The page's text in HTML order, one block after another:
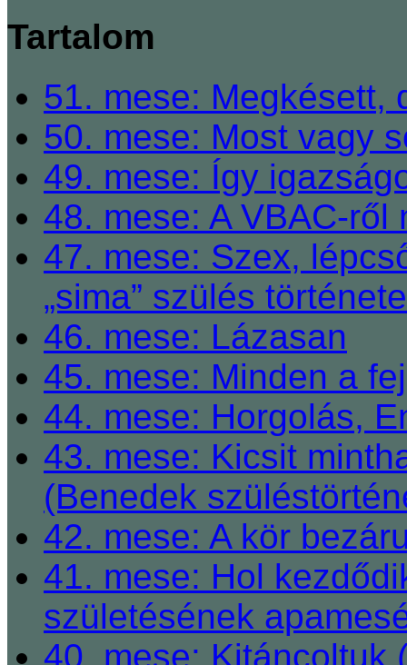
Tartalom
51. mese: Megkésett,
50. mese: Most vagy
49. mese: Így
48. mese: A VBAC-
47. mese: Szex,
„sima” szülés
46. mese: Lázasan
45. mese: Minden a
44. mese: Horgolás,
43. mese: Kicsit
(Benedek
42. mese: A kör
41. mese: Hol
születésének
40. mese: Kitáncoltuk